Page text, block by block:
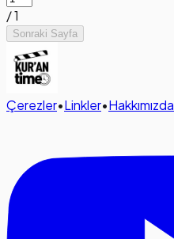
/1
Sonraki Sayfa
Çerezler•Linkler•Hakkımızda